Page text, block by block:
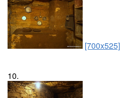
[700x525]
10.